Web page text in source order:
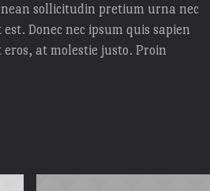
sollicitudin pretium urna nec
Donec nec ipsum quis sapien
at molestie justo. Proin